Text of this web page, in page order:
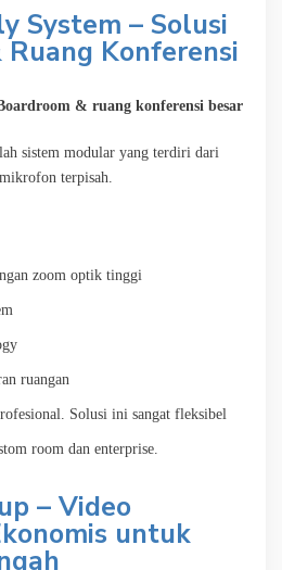
System – Solusi
Ruang Konferensi
& ruang konferensi besar
sistem modular yang terdiri dari
terpisah.
zoom optik tinggi
ruangan
Solusi ini sangat fleksibel
room dan enterprise.
– Video
untuk